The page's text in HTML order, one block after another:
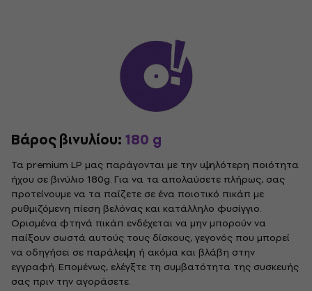
Βάρος βινυλίου:180 g
Τα premium LP μας παράγονται με την υψηλότερη ποιότητα
ήχου σε βινύλιο 180g. Για να τα απολαύσετε πλήρως, σας
προτείνουμε να τα παίζετε σε ένα ποιοτικό πικάπ με
ρυθμιζόμενη πίεση βελόνας και κατάλληλο φυσίγγιο.
Ορισμένα φτηνά πικάπ ενδέχεται να μην μπορούν να
παίξουν σωστά αυτούς τους δίσκους, γεγονός που μπορεί
να οδηγήσει σε παράλειψη ή ακόμα και βλάβη στην
εγγραφή. Επομένως, ελέγξτε τη συμβατότητα της συσκευής
σας πριν την αγοράσετε.